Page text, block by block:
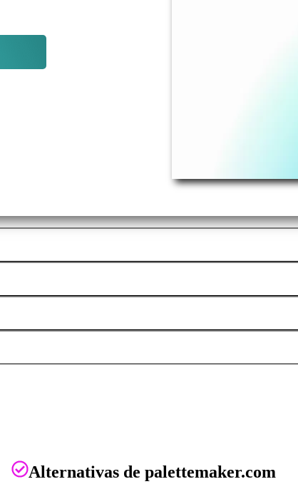
Alternativas de palettemaker.com